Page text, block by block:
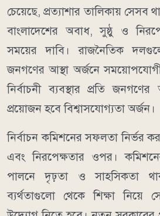
চেয়েছে, প্রত্যাশার তালিকায় সেসব
বাংলাদেশের অবাধ, সুষ্ঠু ও
সময়ের দাবি। রাজনৈতিক
জনগণের আস্থা অর্জনে
নির্বাচনী ব্যবস্থার প্রতি
প্রয়োজন হবে বিশ্বাসযোগ্যতা অর্জন।
নির্বাচন কমিশনের সফলতা নির্ভর
এবং নিরপেক্ষতার ওপর।
পালনে দৃঢ়তা ও সাহসিকতা
ব্যর্থতাগুলো থেকে শিক্ষা নিয়ে